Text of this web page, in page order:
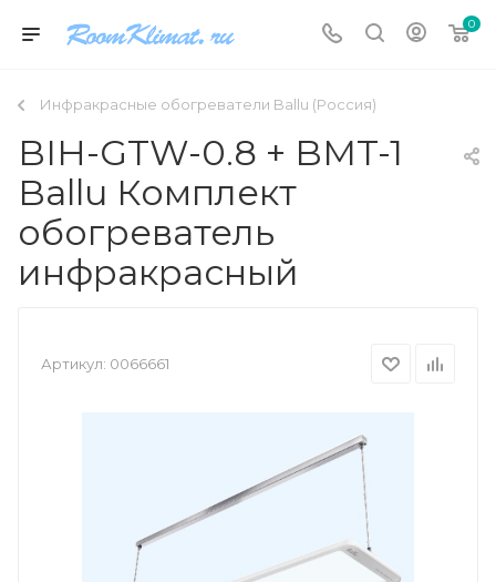
0
Инфракрасные обогреватели Ballu (Россия)
BIH-GTW-0.8 + BMT-1
Ballu Комплект
обогреватель
инфракрасный
Артикул: 0066661